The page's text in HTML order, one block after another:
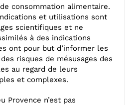
consommation alimentaire.
et utilisations sont
scientifiques et ne
à des indications
ont pour but d’informer les
risques de mésusages des
au regard de leurs
et complexes.
Provence n’est pas